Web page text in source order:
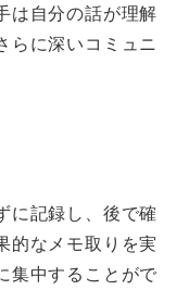
は自分の話が理解
らに深いコミュニ
に記録し、後で確
的なメモ取りを実
集中することがで